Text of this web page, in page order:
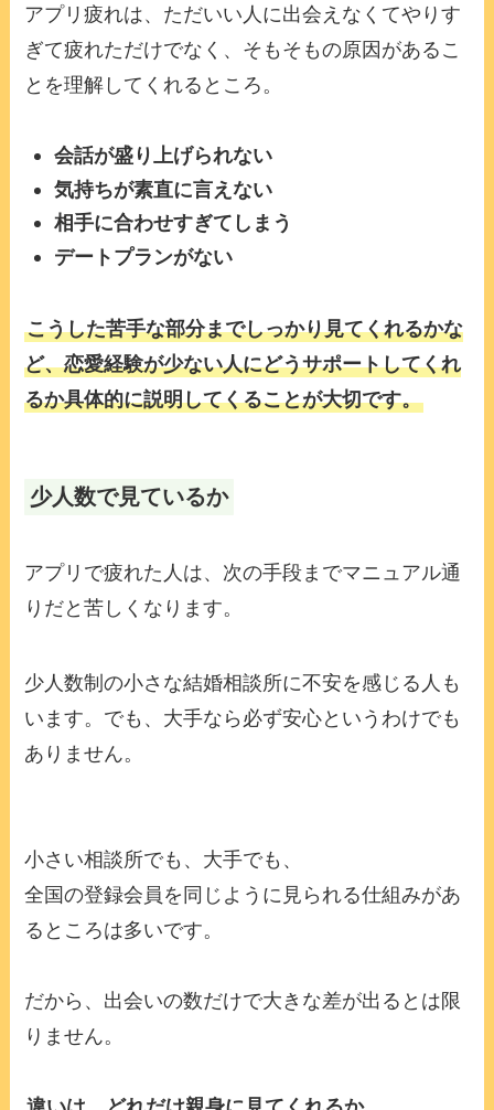
アプリ疲れは、ただいい人に出会えなくてやりす
ぎて疲れただけでなく、そもそもの原因があるこ
とを理解してくれるところ。
会話が盛り上げられない
気持ちが素直に言えない
相手に合わせすぎてしまう
デートプランがない
こうした苦手な部分までしっかり見てくれるかな
ど、恋愛経験が少ない人にどうサポートしてくれ
るか具体的に説明してくることが大切です。
少人数で見ているか
アプリで疲れた人は、次の手段までマニュアル通
りだと苦しくなります。
少人数制の小さな結婚相談所に不安を感じる人も
います。でも、大手なら必ず安心というわけでも
ありません。
小さい相談所でも、大手でも、
全国の登録会員を同じように見られる仕組みがあ
るところは多いです。
だから、出会いの数だけで大きな差が出るとは限
りません。